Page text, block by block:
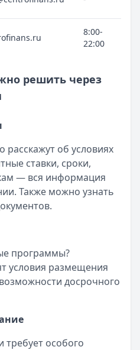
8:00-
22:00
решить через
об условиях
ставки, сроки,
— вся информация
Также можно узнать
программы?
условия размещения
досрочного
требует особого